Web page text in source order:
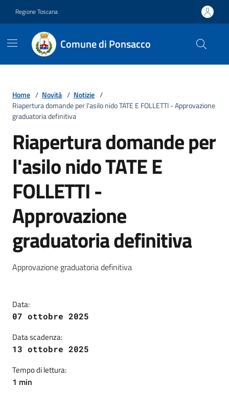
Regione Toscana
Comune di Ponsacco
Home / Novità / Notizie /
Riapertura domande per l'asilo nido TATE E FOLLETTI - Approvazione
graduatoria definitiva
Riapertura domande per
l'asilo nido TATE E
FOLLETTI -
Approvazione
graduatoria definitiva
Dettagli della notizia
Approvazione graduatoria definitiva
Data:
07 ottobre 2025
Data scadenza:
13 ottobre 2025
Tempo di lettura:
1 min